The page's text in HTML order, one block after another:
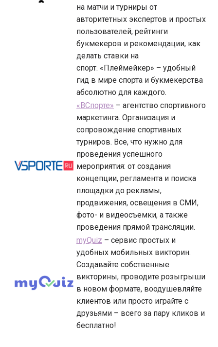
на матчи и турниры от
авторитетных экспертов и простых
пользователей, рейтинги
букмекеров и рекомендации, как
делать ставки на
спорт. «Плеймейкер» – удобный
гид в мире спорта и букмекерства
абсолютно для каждого.
«ВСпорте» – агентство спортивного
маркетинга. Организация и
сопровождение спортивных
турниров. Все, что нужно для
проведения успешного
мероприятия: от создания
концепции, регламента и поиска
площадки до рекламы,
продвижения, освещения в СМИ,
фото- и видеосъемки, а также
проведения прямой трансляции.
myQuiz – сервис простых и
удобных мобильных викторин.
Создавайте собственные
викторины, проводите розыгрыши
в новом формате, воодушевляйте
клиентов или просто играйте с
друзьями – всего за пару кликов и
бесплатно!